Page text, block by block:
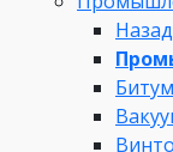
Назад